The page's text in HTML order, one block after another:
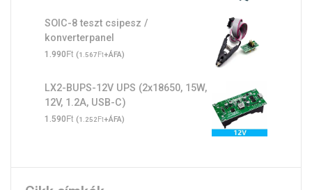
SOIC-8 teszt csipesz /
konverterpanel
1.990Ft (1.567Ft+ÁFA)
LX2-BUPS-12V UPS (2x18650, 15W,
12V, 1.2A, USB-C)
1.590Ft (1.252Ft+ÁFA)